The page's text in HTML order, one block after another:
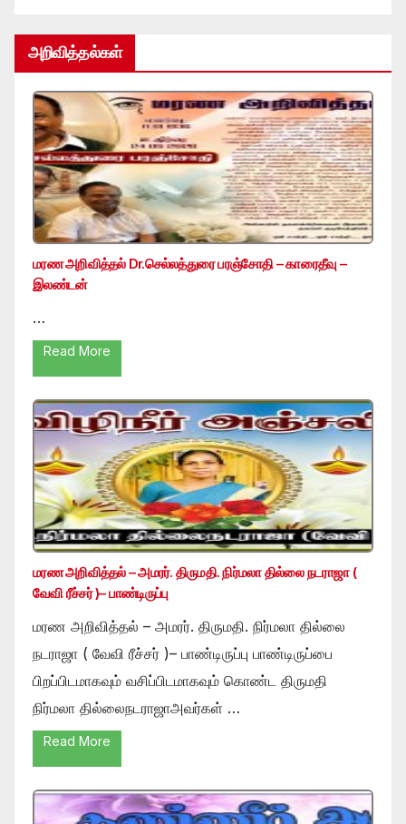
அறிவித்தல்கள்
மரண அறிவித்தல் Dr.செல்லத்துரை பரஞ்சோதி – காரைதீவு –
இலண்டன்
…
Read More
மரண அறிவித்தல் – அமரர். திருமதி. நிர்மலா தில்லை நடராஜா (
வேவி ரீச்சர் )– பாண்டிருப்பு
மரண அறிவித்தல் – அமரர். திருமதி. நிர்மலா தில்லை
நடராஜா ( வேவி ரீச்சர் )– பாண்டிருப்பு பாண்டிருப்பை
பிறப்பிடமாகவும் வசிப்பிடமாகவும் கொண்ட திருமதி
நிர்மலா தில்லைநடராஜாஅவர்கள் …
Read More